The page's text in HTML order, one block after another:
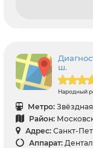
ш.
Народный
Метро:
Район:
Адрес: Санкт-
Аппарат: